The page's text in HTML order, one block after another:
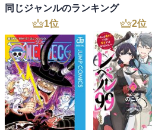
同じジャンルのランキング
1位 2位